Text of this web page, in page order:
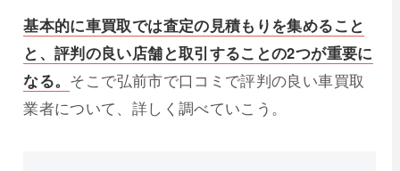
基本的に車買取では査定の見積もりを集めること
と、評判の良い店舗と取引することの2つが重要に
なる。 そこで弘前市で口コミで評判の良い車買取
業者について、詳しく調べていこう。